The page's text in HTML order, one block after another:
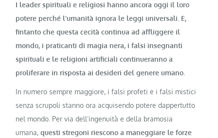
I leader spirituali e religiosi hanno ancora oggi il loro
potere perché l’umanità ignora le leggi universali E,
fintanto che questa cecità continua ad affliggere il
mondo, i praticanti di magia nera, i falsi insegnanti
spirituali e le religioni artificiali continueranno a
proliferare in risposta ai desideri del genere umano.
In numero sempre maggiore, i falsi profeti e i falsi mistici
senza scrupoli stanno ora acquisendo potere dappertutto
nel mondo. Per via dell’ingenuità e della bramosia
umana,questi stregoni riescono a maneggiare le forze